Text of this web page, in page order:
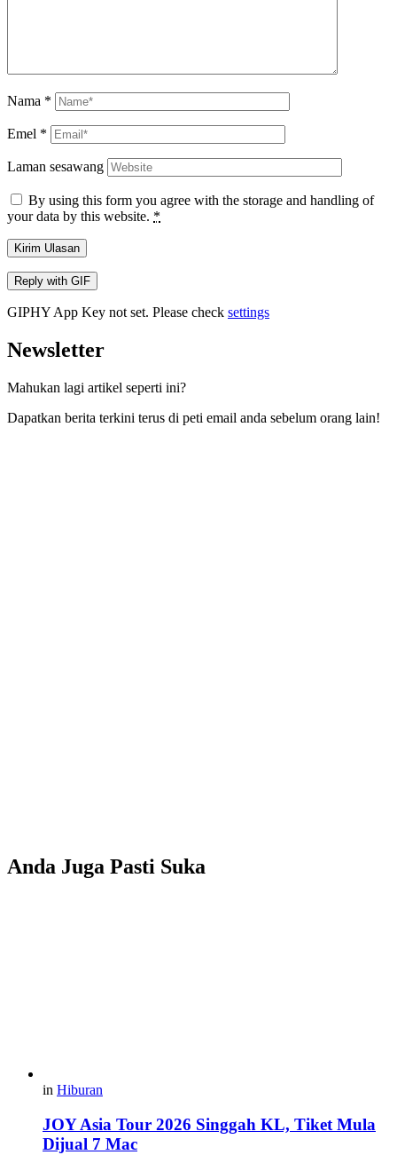
Nama *
Emel *
Laman sesawang
By using this form you agree with the storage and handling of
your data by this website. *
Kirim Ulasan
Reply with GIF
GIPHY App Key not set. Please check settings
Newsletter
Mahukan lagi artikel seperti ini?
Dapatkan berita terkini terus di peti email anda sebelum orang lain!
Anda Juga Pasti Suka
in Hiburan
JOY Asia Tour 2026 Singgah KL, Tiket Mula
Dijual 7 Mac